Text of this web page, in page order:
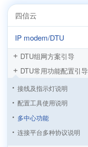
四信云
IP modem/DTU
DTU组网方案引导
DTU常用功能配置引导
接线及指示灯说明
配置工具使用说明
多中心功能
连接平台多种协议说明